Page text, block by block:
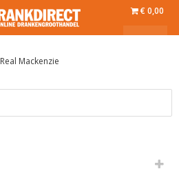
€ 0,00
Real Mackenzie